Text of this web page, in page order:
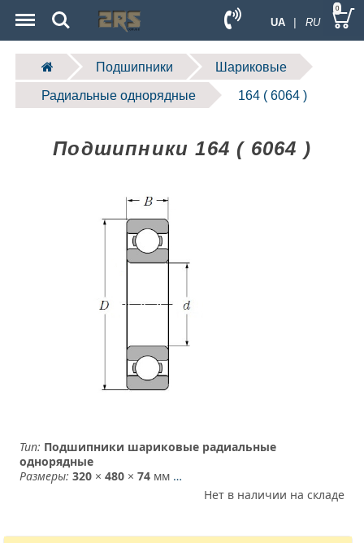
UA | RU
Search 0
Подшипники Шариковые
Радиальные однорядные 164 ( 6064 )
Подшипники 164 ( 6064 )
Тип: Подшипники шариковые радиальные
однорядные
Размеры: 320 ×480 ×74 мм …
Нет в наличии на складе